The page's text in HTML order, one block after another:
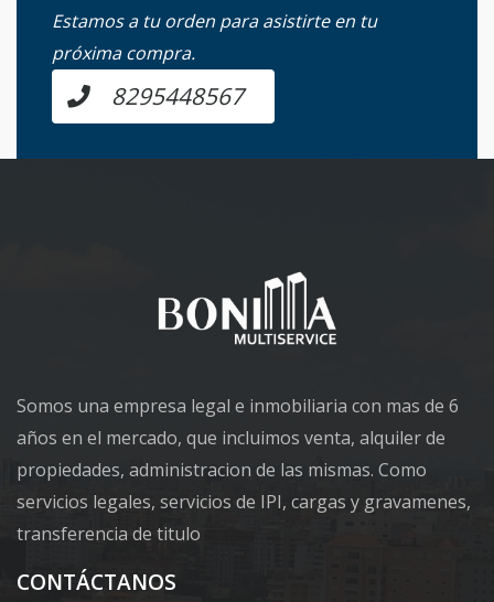
Estamos a tu orden para asistirte en tu
próxima compra.
8295448567
Somos una empresa legal e inmobiliaria con mas de 6
años en el mercado, que incluimos venta, alquiler de
propiedades, administracion de las mismas. Como
servicios legales, servicios de IPI, cargas y gravamenes,
transferencia de titulo
CONTÁCTANOS